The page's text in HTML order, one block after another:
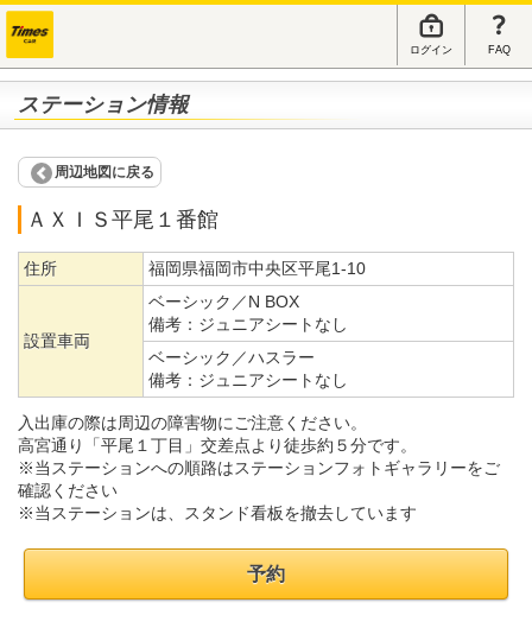
ログイン FAQ
ステーション情報
周辺地図に戻る
ＡＸＩＳ平尾１番館
住所 福岡県福岡市中央区平尾1-10
設置車両
ベーシック／N BOX
備考： ジュニアシートなし
ベーシック／ハスラー
備考： ジュニアシートなし
入出庫の際は周辺の障害物にご注意ください。
高宮通り「平尾１丁目」交差点より徒歩約５分です。
※当ステーションへの順路はステーションフォトギャラリーをご
確認ください
※当ステーションは、スタンド看板を撤去しています
予約